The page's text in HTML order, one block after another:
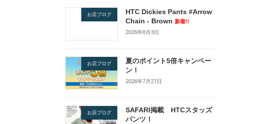
お店ブログ
HTC Dickies Pants #Arrow
Chain - Brown 新着!!
2026年8月3日
お店ブログ
夏のポイント5倍キャンペー
ン！
2026年7月27日
お店ブログ
SAFARI掲載 HTCスタッズ
パンツ！